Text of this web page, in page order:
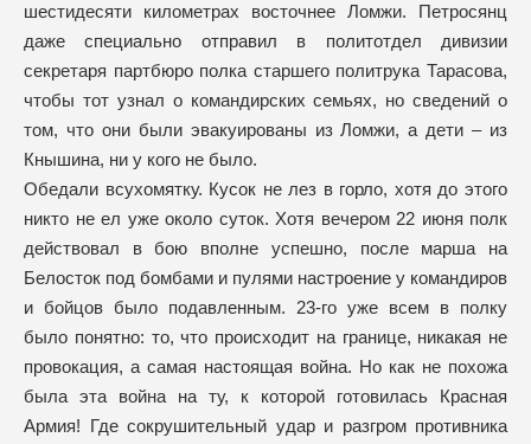
шестидесяти километрах восточнее Ломжи. Петросянц
даже специально отправил в политотдел дивизии
секретаря партбюро полка старшего политрука Тарасова,
чтобы тот узнал о командирских семьях, но сведений о
том, что они были эвакуированы из Ломжи, а дети – из
Кнышина, ни у кого не было.
Обедали всухомятку. Кусок не лез в горло, хотя до этого
никто не ел уже около суток. Хотя вечером 22 июня полк
действовал в бою вполне успешно, после марша на
Белосток под бомбами и пулями настроение у командиров
и бойцов было подавленным. 23-го уже всем в полку
было понятно: то, что происходит на границе, никакая не
провокация, а самая настоящая война. Но как не похожа
была эта война на ту, к которой готовилась Красная
Армия! Где сокрушительный удар и разгром противника